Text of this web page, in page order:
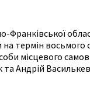
Франківської
термін восьмого
місцевого
та Андрій